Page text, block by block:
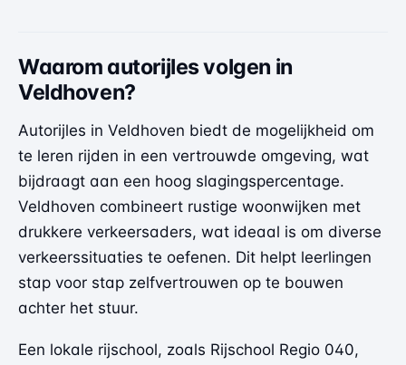
Waarom autorijles volgen in
Veldhoven?
Autorijles in Veldhoven biedt de mogelijkheid om
te leren rijden in een vertrouwde omgeving, wat
bijdraagt aan een hoog slagingspercentage.
Veldhoven combineert rustige woonwijken met
drukkere verkeersaders, wat ideaal is om diverse
verkeerssituaties te oefenen. Dit helpt leerlingen
stap voor stap zelfvertrouwen op te bouwen
achter het stuur.
Een lokale rijschool, zoals Rijschool Regio 040,